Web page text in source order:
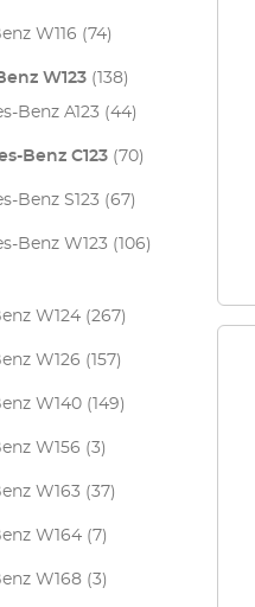
W116 (74)
W123 (138)
Benz A123 (44)
Benz C123 (70)
Benz S123 (67)
Benz W123 (106)
W124 (267)
W126 (157)
W140 (149)
W156 (3)
W163 (37)
W164 (7)
W168 (3)